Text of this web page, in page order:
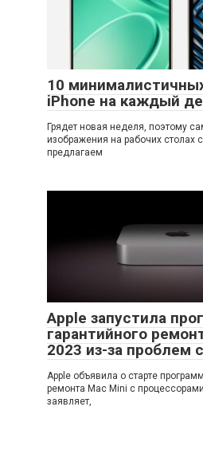
10
iPhone на каждый
Грядет новая неделя, поэтому
изображения на рабочих столах
предлагаем
Apple запустила
гарантийного
2023 из-за проблем
Apple объявила о старте
ремонта Mac Mini с
заявляет,